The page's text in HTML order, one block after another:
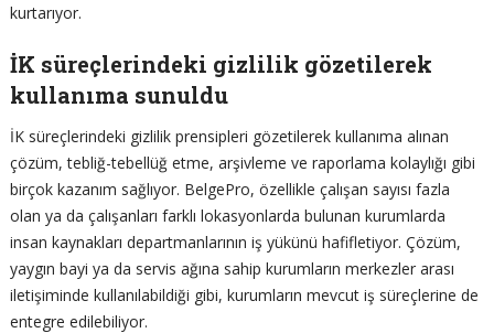
kurtarıyor.
İK süreçlerindeki gizlilik gözetilerek
kullanıma sunuldu
İK süreçlerindeki gizlilik prensipleri gözetilerek kullanıma alınan
çözüm, tebliğ-tebellüğ etme, arşivleme ve raporlama kolaylığı gibi
birçok kazanım sağlıyor. BelgePro, özellikle çalışan sayısı fazla
olan ya da çalışanları farklı lokasyonlarda bulunan kurumlarda
insan kaynakları departmanlarının iş yükünü hafifletiyor. Çözüm,
yaygın bayi ya da servis ağına sahip kurumların merkezler arası
iletişiminde kullanılabildiği gibi, kurumların mevcut iş süreçlerine de
entegre edilebiliyor.